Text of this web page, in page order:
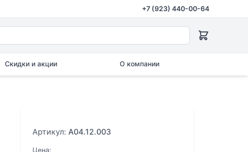
+7 (923) 440-00-64
Скидки и акции О компании
Артикул: A04.12.003
Цена: